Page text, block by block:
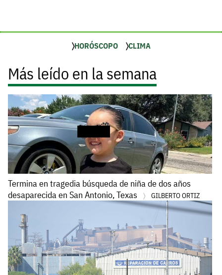
HORÓSCOPO CLIMA
Más leído en la semana
Termina en tragedia búsqueda de niña de dos años
desaparecida en San Antonio, Texas
GILBERTO ORTIZ